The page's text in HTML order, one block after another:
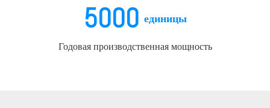
5000 единицы
Годовая производственная мощность